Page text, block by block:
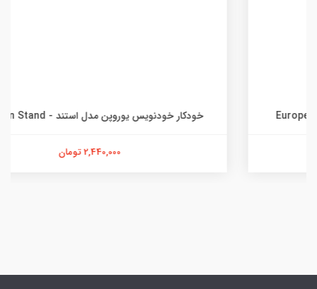
خودکار خودنویس یوروپن مدل استند - Europen Stand